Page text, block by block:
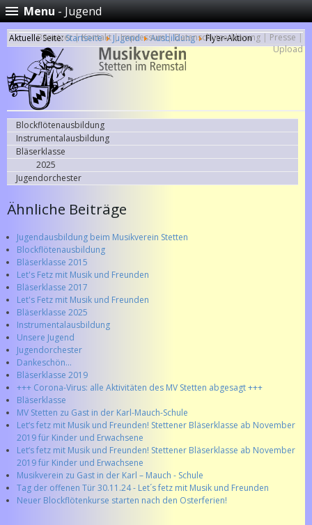
Menu- Jugend
Aktuelle Seite:Startseite Jugend Ausbildung Flyer-Aktion
Benutzer|Kontakt| Impressum| Datenschutzerklärung | Presse |
Upload
Blockflötenausbildung
Instrumentalausbildung
Bläserklasse
2025
Jugendorchester
Ähnliche Beiträge
Jugendausbildung beim Musikverein Stetten
Blockflötenausbildung
Bläserklasse 2015
Let's Fetz mit Musik und Freunden
Bläserklasse 2017
Let's Fetz mit Musik und Freunden
Bläserklasse 2025
Instrumentalausbildung
Unsere Jugend
Jugendorchester
Dankeschön...
Bläserklasse 2019
+++ Corona-Virus: alle Aktivitäten des MV Stetten abgesagt +++
Bläserklasse
MV Stetten zu Gast in der Karl-Mauch-Schule
Let‘s fetz mit Musik und Freunden! Stettener Bläserklasse ab November
2019 für Kinder und Erwachsene
Let‘s fetz mit Musik und Freunden! Stettener Bläserklasse ab November
2019 für Kinder und Erwachsene
Musikverein zu Gast in der Karl – Mauch - Schule
Tag der offenen Tür 30.11.24 - Let´s fetz mit Musik und Freunden
Neuer Blockflötenkurse starten nach den Osterferien!